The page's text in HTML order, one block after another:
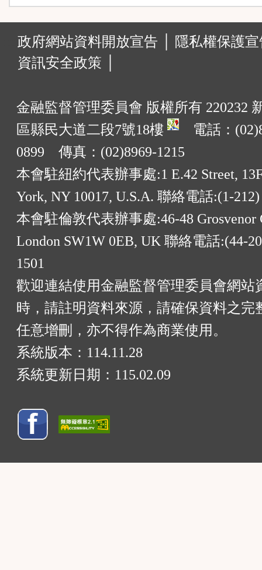
政府網站資料開放宣告 │
隱私權保護
資訊安全政策 │
金融監督管理委員會 版權所有 220232
區縣民大道二段7號18樓
電話：
0899 傳真：(02)8969-1215
本會駐紐約代表辦事處:1 E.42 Street,
York, NY 10017, U.S.A. 聯絡電話:(1-212)
本會駐倫敦代表辦事處:46-48 Grosvenor
London SW1W 0EB, UK 聯絡電話:(44-
1501
歡迎連結使用金融監督管理委員會網站
時，請註明資料來源，請確保資料之完
任意增刪，亦不得作為商業使用。
系統版本： 114.11.28
系統更新日期： 115.02.09